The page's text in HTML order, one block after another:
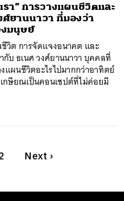
รา” การวางแผนชีวิตและ
ยานนาวา ที่มองว่า
งมนุษย์
วิต การจัดแจงอนาคต และ
บ ธเนศ วงศ์ยานนาวา บุคคลที่
แผนชีวิตอะไรไปมากกว่าอาทิตย์
กษียณเป็นคอนเซปต์ที่ไม่ค่อยมี
Next ›